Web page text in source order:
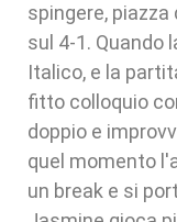
spingere,
sul 4-1. Quando
Italico, e la
fitto colloquio
doppio e
quel momento
un break e si